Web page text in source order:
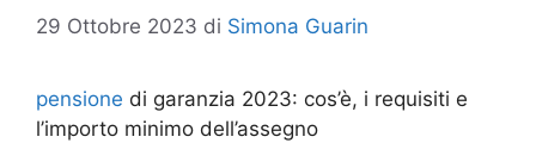
29 Ottobre 2023 di Simona Guarin
pensione di garanzia 2023: cos’è, i requisiti e
l’importo minimo dell’assegno